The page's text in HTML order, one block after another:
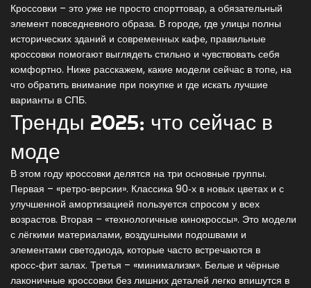
Кроссовки – это уже не просто спорттовар, а обязательный
элемент повседневного образа. В городе, где улицы полны
исторических зданий и современных кафе, правильные
кроссовки помогают выглядеть стильно и чувствовать себя
комфортно. Ниже расскажем, какие модели сейчас в топе, на
что обратить внимание при покупке и где искать лучшие
варианты в СПБ.
Тренды 2025: что сейчас в
моде
В этом году кроссовки делятся на три основные группы.
Первая – «ретро‑версии». Классика 90‑х в новых цветах и с
улучшенной амортизацией пользуется спросом у всех
возрастов. Вторая – «технологичные кинокроссы». Это модели
с лёгкими материалами, воздушными подошвами и
элементами светодиода, которые часто встречаются в
кросс‑фит залах. Третья – «минимализм». Белые и чёрные
лаконичные кроссовки без лишних деталей легко впишутся в